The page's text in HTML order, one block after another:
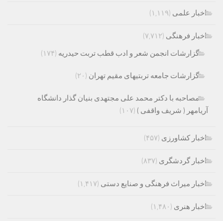
اخبار علمی (۱,۱۱۹)
اخبار فرهنگی (۷,۷۱۲)
گزارشات انجمن شعر و ادب قطب تربت حیدریه (۱۷۴)
گزارشات جامعه تربتیهای مقیم تهران (۲۰)
مصاحبه با دکتر محمد علی مجتهدی بنیان گذار دانشگاه
آریامهر ( شریف واقفی ) (۱۰۷)
اخبار کشاورزی (۴۵۷)
اخبار گردشگری (۸۳۷)
اخبار میراث فرهنگی و صنایع دستی (۱,۴۱۷)
اخبار هنری (۱,۴۸۰)